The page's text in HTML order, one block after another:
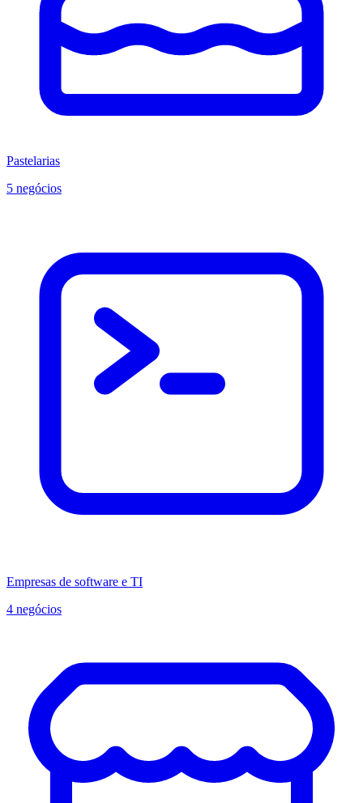
Pastelarias
5 negócios
Empresas de software e TI
4 negócios